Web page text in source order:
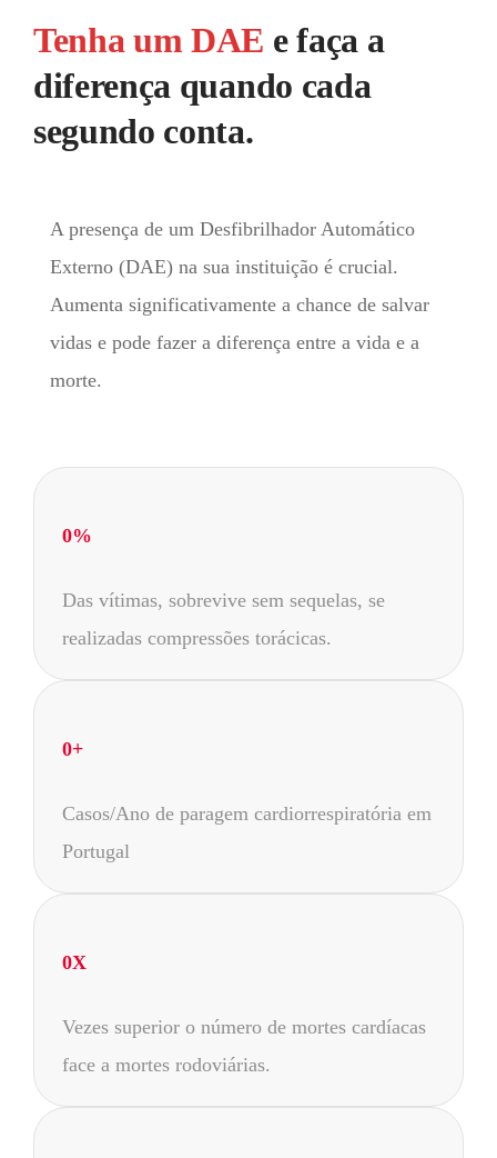
Tenha um DAE e faça a
diferença quando cada
segundo conta.
A presença de um Desfibrilhador Automático
Externo (DAE) na sua instituição é crucial.
Aumenta significativamente a chance de salvar
vidas e pode fazer a diferença entre a vida e a
morte.
0%
Das vítimas, sobrevive sem sequelas, se
realizadas compressões torácicas.
0+
Casos/Ano de paragem cardiorrespiratória em
Portugal
0X
Vezes superior o número de mortes cardíacas
face a mortes rodoviárias.